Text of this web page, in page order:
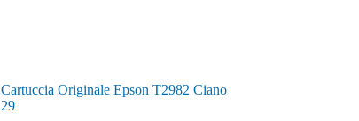
Cartuccia Originale Epson T2982 Ciano
29